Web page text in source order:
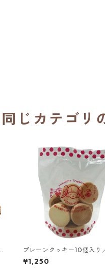
同じカテゴリ
プレーンクッキー10個入り
トラピスチヌ修道院 天使
¥1,250